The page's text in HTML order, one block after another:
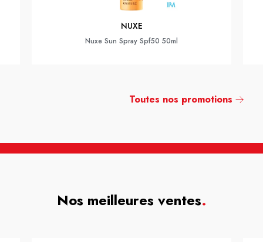
NUXE
Nuxe Sun Spray Spf50 50ml
Toutes nos promotions
Nos meilleures ventes.